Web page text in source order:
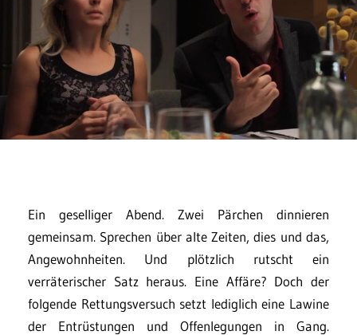
Ein geselliger Abend. Zwei Pärchen dinnieren
gemeinsam. Sprechen über alte Zeiten, dies und das,
Angewohnheiten. Und plötzlich rutscht ein
verräterischer Satz heraus. Eine Affäre? Doch der
folgende Rettungsversuch setzt lediglich eine Lawine
der Entrüstungen und Offenlegungen in Gang.